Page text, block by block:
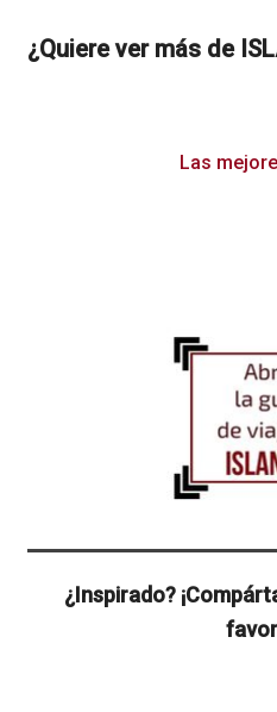
¿Quiere ver más de
Las
¿Inspirado?